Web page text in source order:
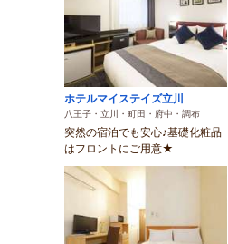
ホテルマイステイズ立川
八王子・立川・町田・府中・調布
突然の宿泊でも安心♪基礎化粧品
はフロントにご用意★